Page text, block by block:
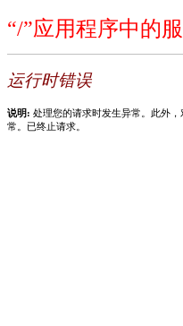
“/”应用程序中的
运行时错误
说明: 处理您的请求时发生异常。此外
常。已终止请求。